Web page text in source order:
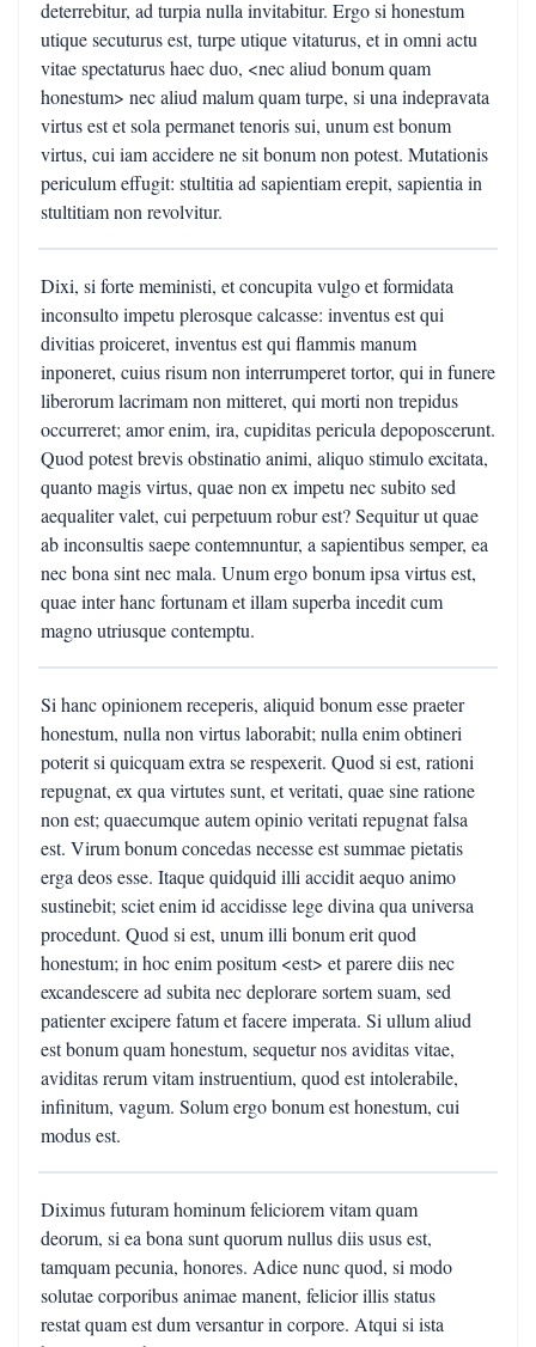
deterrebitur, ad turpia nulla invitabitur. Ergo si honestum
utique secuturus est, turpe utique vitaturus, et in omni actu
vitae spectaturus haec duo, <nec aliud bonum quam
honestum> nec aliud malum quam turpe, si una indepravata
virtus est et sola permanet tenoris sui, unum est bonum
virtus, cui iam accidere ne sit bonum non potest. Mutationis
periculum effugit: stultitia ad sapientiam erepit, sapientia in
stultitiam non revolvitur.
Dixi, si forte meministi, et concupita vulgo et formidata
inconsulto impetu plerosque calcasse: inventus est qui
divitias proiceret, inventus est qui flammis manum
inponeret, cuius risum non interrumperet tortor, qui in funere
liberorum lacrimam non mitteret, qui morti non trepidus
occurreret; amor enim, ira, cupiditas pericula depoposcerunt.
Quod potest brevis obstinatio animi, aliquo stimulo excitata,
quanto magis virtus, quae non ex impetu nec subito sed
aequaliter valet, cui perpetuum robur est? Sequitur ut quae
ab inconsultis saepe contemnuntur, a sapientibus semper, ea
nec bona sint nec mala. Unum ergo bonum ipsa virtus est,
quae inter hanc fortunam et illam superba incedit cum
magno utriusque contemptu.
Si hanc opinionem receperis, aliquid bonum esse praeter
honestum, nulla non virtus laborabit; nulla enim obtineri
poterit si quicquam extra se respexerit. Quod si est, rationi
repugnat, ex qua virtutes sunt, et veritati, quae sine ratione
non est; quaecumque autem opinio veritati repugnat falsa
est. Virum bonum concedas necesse est summae pietatis
erga deos esse. Itaque quidquid illi accidit aequo animo
sustinebit; sciet enim id accidisse lege divina qua universa
procedunt. Quod si est, unum illi bonum erit quod
honestum; in hoc enim positum <est> et parere diis nec
excandescere ad subita nec deplorare sortem suam, sed
patienter excipere fatum et facere imperata. Si ullum aliud
est bonum quam honestum, sequetur nos aviditas vitae,
aviditas rerum vitam instruentium, quod est intolerabile,
infinitum, vagum. Solum ergo bonum est honestum, cui
modus est.
Diximus futuram hominum feliciorem vitam quam
deorum, si ea bona sunt quorum nullus diis usus est,
tamquam pecunia, honores. Adice nunc quod, si modo
solutae corporibus animae manent, felicior illis status
restat quam est dum versantur in corpore. Atqui si ista